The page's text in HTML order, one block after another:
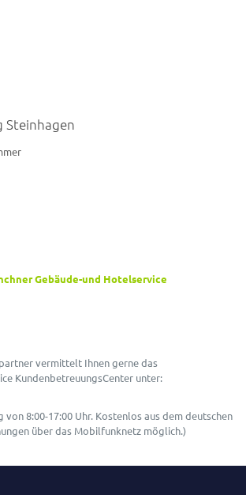
Steinhagen
Gebäude-und Hotelservice
vermittelt Ihnen gerne das
KundenbetreuungsCenter unter:
von 8:00-17:00 Uhr. Kostenlos aus dem deutschen
über das Mobilfunknetz möglich.)